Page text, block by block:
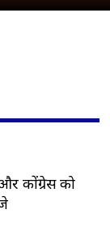
कोंग्रेस को